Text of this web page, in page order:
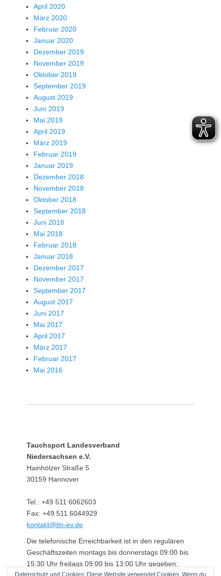
April 2020
März 2020
Februar 2020
Januar 2020
Dezember 2019
November 2019
Oktober 2019
September 2019
August 2019
Juni 2019
Mai 2019
April 2019
März 2019
Februar 2019
Januar 2019
Dezember 2018
November 2018
Oktober 2018
September 2018
Juni 2018
Mai 2018
Februar 2018
Januar 2018
Dezember 2017
November 2017
September 2017
August 2017
Juni 2017
Mai 2017
April 2017
März 2017
Februar 2017
Mai 2016
Tauchsport Landesverband
Niedersachsen e.V.
Hainhölzer Straße 5
30159 Hannover
Tel.: +49 511 6062603
Fax: +49 511 6044929
kontakt@tln-ev.de
Die telefonische Erreichbarkeit ist in den regulären
Geschäftszeiten montags bis donnerstags 09:00 bis
15:30 Uhr freitags 09:00 bis 13:00 Uhr gegeben;
Datenschutz und Cookies: Diese Website verwendet Cookies. Wenn du